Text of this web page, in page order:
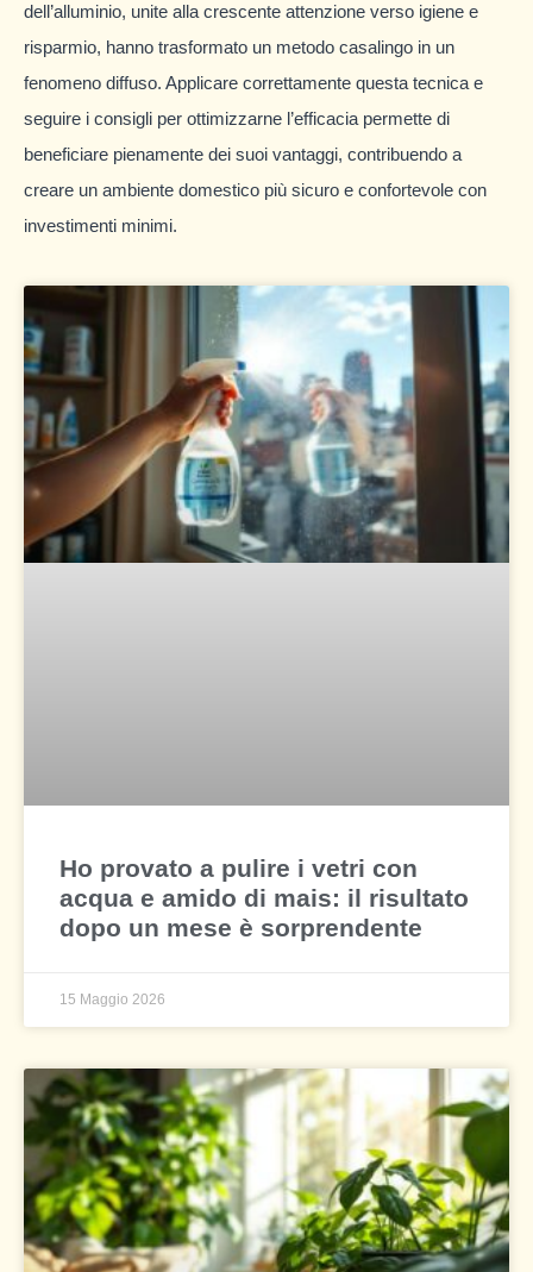
Ho provato a pulire i vetri con
acqua e amido di mais: il risultato
dopo un mese è sorprendente
15 Maggio 2026
dell’alluminio, unite alla crescente attenzione verso igiene e
risparmio, hanno trasformato un metodo casalingo in un
fenomeno diffuso. Applicare correttamente questa tecnica e
seguire i consigli per ottimizzarne l’efficacia permette di
beneficiare pienamente dei suoi vantaggi, contribuendo a
creare un ambiente domestico più sicuro e confortevole con
investimenti minimi.